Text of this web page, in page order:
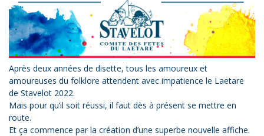
Après deux années de disette, tous les amoureux et
amoureuses du folklore attendent avec impatience le Laetare
de Stavelot 2022.
Mais pour qu’il soit réussi, il faut dès à présent se mettre en
route.
Et ça commence par la création d’une superbe nouvelle affiche.